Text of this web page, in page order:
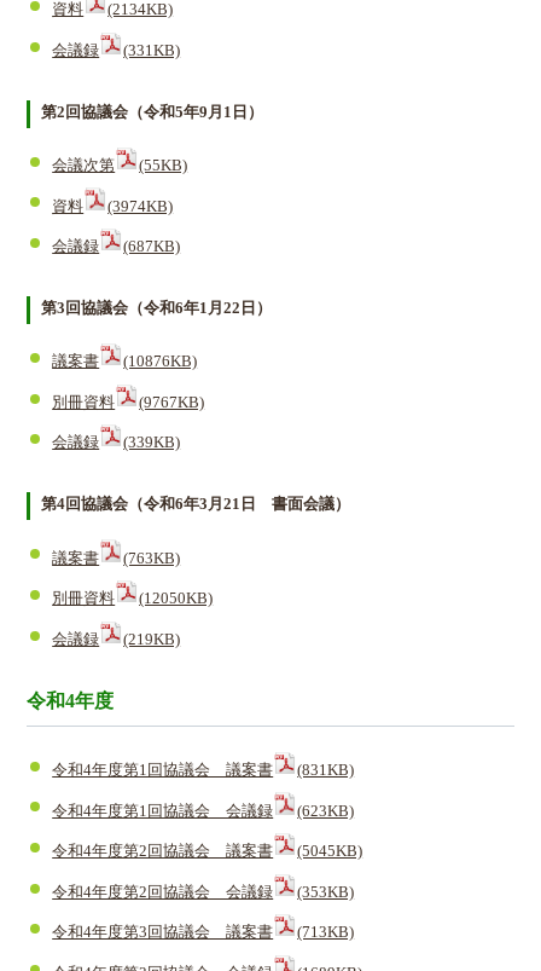
資料 (2134KB)
会議録 (331KB)
第2回協議会（令和5年9月1日）
会議次第 (55KB)
資料 (3974KB)
会議録 (687KB)
第3回協議会（令和6年1月22日）
議案書 (10876KB)
別冊資料 (9767KB)
会議録 (339KB)
第4回協議会（令和6年3月21日 書面会議）
議案書 (763KB)
別冊資料 (12050KB)
会議録 (219KB)
令和4年度
令和4年度第1回協議会 議案書 (831KB)
令和4年度第1回協議会 会議録 (623KB)
令和4年度第2回協議会 議案書 (5045KB)
令和4年度第2回協議会 会議録 (353KB)
令和4年度第3回協議会 議案書 (713KB)